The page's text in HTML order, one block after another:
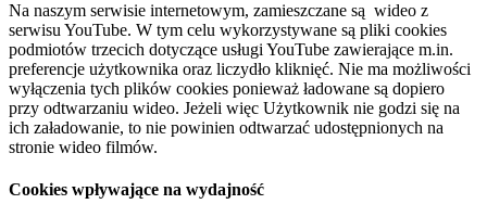
Na naszym serwisie internetowym, zamieszczane są wideo z
serwisu YouTube. W tym celu wykorzystywane są pliki cookies
podmiotów trzecich dotyczące usługi YouTube zawierające m.in.
preferencje użytkownika oraz liczydło kliknięć. Nie ma możliwości
wyłączenia tych plików cookies ponieważ ładowane są dopiero
przy odtwarzaniu wideo. Jeżeli więc Użytkownik nie godzi się na
ich załadowanie, to nie powinien odtwarzać udostępnionych na
stronie wideo filmów.
Cookies wpływające na wydajność